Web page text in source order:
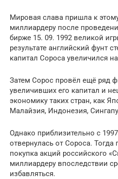
Мировая слава пришла к
миллиардеру после
бирже 15. 09. 1992 великой
результате английский фунт
капитал Сороса увеличился
Затем Сорос провёл ещё ряд
увеличивших его капитал и
экономику таких стран, как
Малайзия, Индонезия,
Однако приблизительно с
отвернулась от Сороса.
покупка акций российского
миллиардеру впоследствии
избавляться.